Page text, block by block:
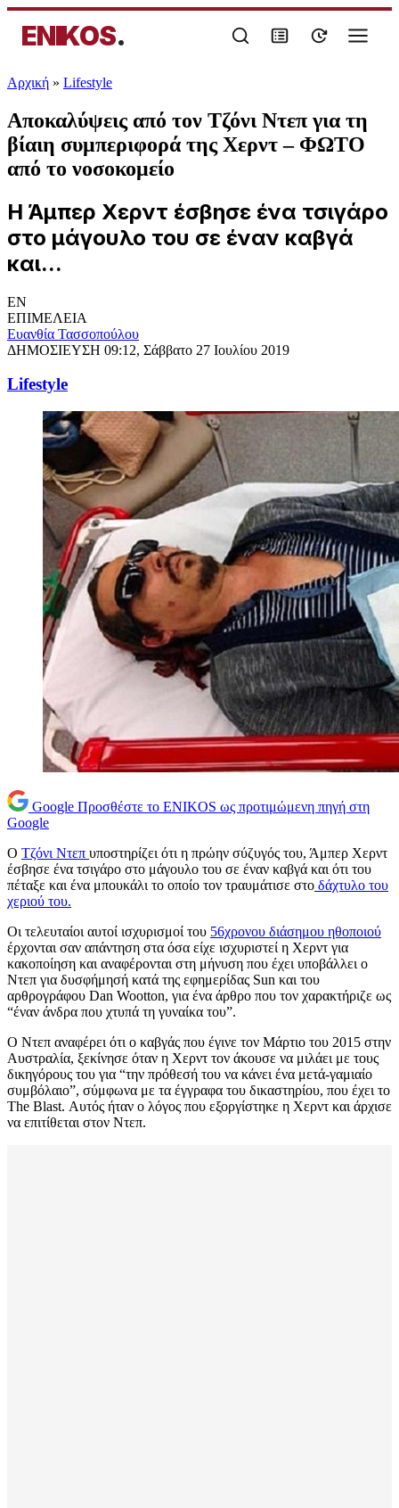
ENIKOS.
Αρχική » Lifestyle
Αποκαλύψεις από τον Τζόνι Ντεπ για τη
βίαιη συμπεριφορά της Χερντ – ΦΩΤΟ
από το νοσοκομείο
Η Άμπερ Χερντ έσβησε ένα τσιγάρο
στο μάγουλο του σε έναν καβγά
και...
EN
ΕΠΙΜΕΛΕΙΑ
Ευανθία Τασσοπούλου
ΔΗΜΟΣΙΕΥΣΗ 09:12, Σάββατο 27 Ιουλίου 2019
Lifestyle
Google Προσθέστε το ENIKOS ως προτιμώμενη πηγή στη
Google
Ο Τζόνι Ντεπ υποστηρίζει ότι η πρώην σύζυγός του, Άμπερ Χερντ
έσβησε ένα τσιγάρο στο μάγουλο του σε έναν καβγά και ότι του
πέταξε και ένα μπουκάλι το οποίο τον τραυμάτισε στο δάχτυλο του
χεριού του.
Οι τελευταίοι αυτοί ισχυρισμοί του 56χρονου διάσημου ηθοποιού
έρχονται σαν απάντηση στα όσα είχε ισχυριστεί η Χερντ για
κακοποίηση και αναφέρονται στη μήνυση που έχει υποβάλλει ο
Ντεπ για δυσφήμησή κατά της εφημερίδας Sun και του
αρθρογράφου Dan Wootton, για ένα άρθρο που τον χαρακτήριζε ως
“έναν άνδρα που χτυπά τη γυναίκα του”.
Ο Ντεπ αναφέρει ότι ο καβγάς που έγινε τον Μάρτιο του 2015 στην
Αυστραλία, ξεκίνησε όταν η Χερντ τον άκουσε να μιλάει με τους
δικηγόρους του για “την πρόθεσή του να κάνει ένα μετά-γαμιαίο
συμβόλαιο”, σύμφωνα με τα έγγραφα του δικαστηρίου, που έχει το
The Blast. Αυτός ήταν ο λόγος που εξοργίστηκε η Χερντ και άρχισε
να επιτίθεται στον Ντεπ.